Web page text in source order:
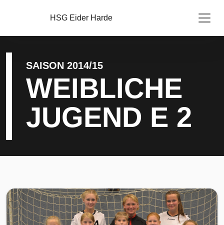
HSG Eider Harde
SAISON 2014/15
WEIBLICHE
JUGEND E 2